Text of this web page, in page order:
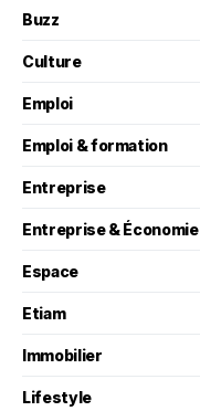
Buzz
Culture
Emploi
Emploi & formation
Entreprise
Entreprise & Économie
Espace
Etiam
Immobilier
Lifestyle